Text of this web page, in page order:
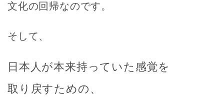
文化の回帰なのです。
そして、
日本人が本来持っていた感覚を
取り戻すための、